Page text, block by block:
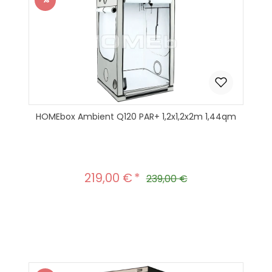
Rabatt
HOMEbox Ambient Q120 PAR+ 1,2x1,2x2m 1,44qm
Verkaufspreis:
219,00 € Regulärer Preis:
239,00 €